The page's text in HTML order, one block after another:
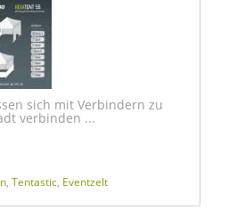
sich mit Verbindern zu
verbinden ...
, Tentastic, Eventzelt